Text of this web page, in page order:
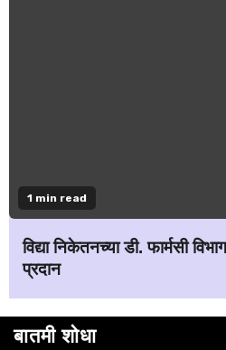
1 min read
विद्या निकेतनच्या डी. फार्मसी
प्रदान
बातमी शोधा